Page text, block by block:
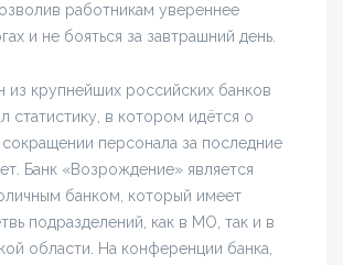
работникам увереннее
и не бояться за завтрашний день.
из крупнейших российских банков
статистику, в котором идётся о
персонала за последние
Банк «Возрождение» является
банком, который имеет
подразделений, как в МО, так и в
области. На конференции банка,